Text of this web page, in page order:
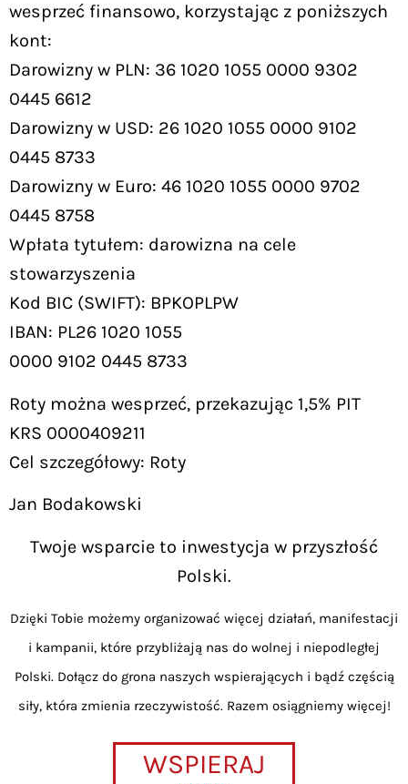
wesprzeć finansowo, korzystając z poniższych
kont:
Darowizny w PLN: 36 1020 1055 0000 9302
0445 6612
Darowizny w USD: 26 1020 1055 0000 9102
0445 8733
Darowizny w Euro: 46 1020 1055 0000 9702
0445 8758
Wpłata tytułem: darowizna na cele
stowarzyszenia
Kod BIC (SWIFT): BPKOPLPW
IBAN: PL26 1020 1055
0000 9102 0445 8733
Roty można wesprzeć, przekazując 1,5% PIT
KRS 0000409211
Cel szczegółowy: Roty
Jan Bodakowski
Twoje wsparcie to inwestycja w przyszłość
Polski.
Dzięki Tobie możemy organizować więcej działań, manifestacji
i kampanii, które przybliżają nas do wolnej i niepodległej
Polski. Dołącz do grona naszych wspierających i bądź częścią
siły, która zmienia rzeczywistość. Razem osiągniemy więcej!
WSPIERAJ